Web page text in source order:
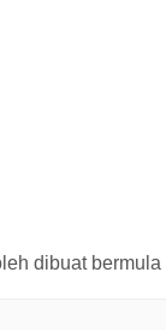
dibuat bermula